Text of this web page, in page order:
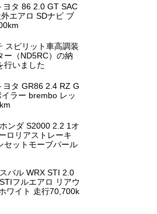
ヨタ 86 2.0 GT SAC
エアロ SDナビ ブ
スピリット車高調装
ー（ND5RC）の納
行いました
ヨタ GR86 2.4 RZ G
ラー brembo レッ
ンダ S2000 2.2 1オ
ロリアストレーキ
セットモーブパール
バル WRX STI 2.0
フルエアロ リアウ
ワイト 走行70,700k